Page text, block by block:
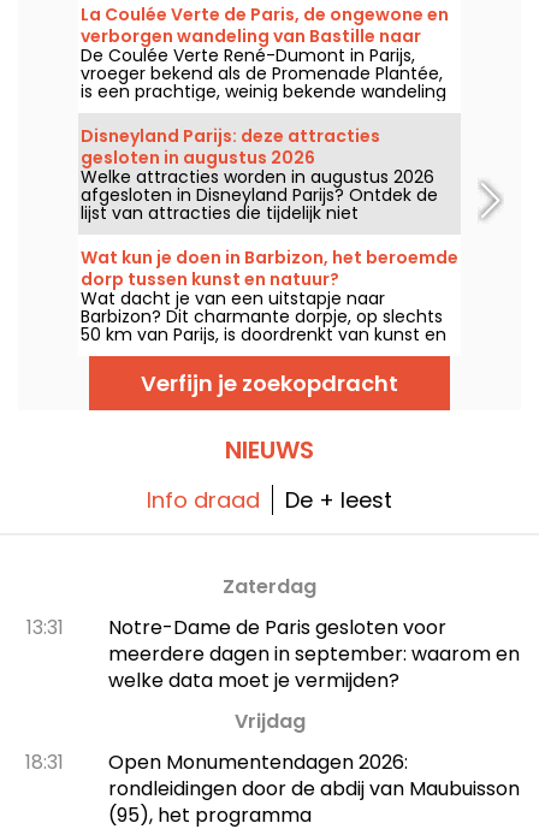
La Coulée Verte de Paris, de ongewone en
verborgen wandeling van Bastille naar
Vincennes
De Coulée Verte René-Dumont in Parijs,
vroeger bekend als de Promenade Plantée,
is een prachtige, weinig bekende wandeling
die Parijzenaars meeneemt op een groene
reis van de Bastille naar het Bois de
Vincennes, langs het Viaduc des Arts. Het is
een ongewone en schaduwrijke manier om
Parijs te ontdekken, weg van de drukte van
de stad.
Disneyland Parijs: deze attracties
gesloten in augustus 2026
Welke attracties worden in augustus 2026
afgesloten in Disneyland Parijs? Ontdek de
lijst van attracties die tijdelijk niet
toegankelijk zijn wegens onderhoud of
renovatie, zodat u uw bezoek aan de
Disney-parken kunt plannen.
Wat kun je doen in Barbizon, het beroemde
dorp tussen kunst en natuur?
Wat dacht je van een uitstapje naar
Barbizon? Dit charmante dorpje, op slechts
50 km van Parijs, is doordrenkt van kunst en
natuur aan de rand van het bos van
Fontainebleau. Ontdek onze tips voor het
perfecte dagje uit of weekendje weg.
Verfijn je zoekopdracht
NIEUWS
Info draad De + leest
Zaterdag
13:31
Notre-Dame de Paris gesloten voor
meerdere dagen in september: waarom en
welke data moet je vermijden?
Vrijdag
18:31
Open Monumentendagen 2026:
rondleidingen door de abdij van Maubuisson
(95), het programma